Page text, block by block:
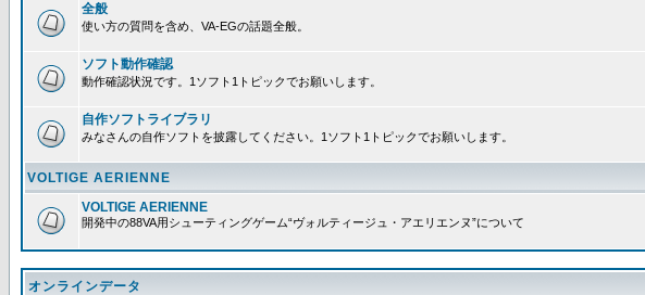
全般
使い方の質問を含め、VA-EGの話題全般。
ソフト動作確認
動作確認状況です。1ソフト1トピックでお願いします。
自作ソフトライブラリ
みなさんの自作ソフトを披露してください。1ソフト1トピックでお願いします。
VOLTIGE AERIENNE
VOLTIGE AERIENNE
開発中の88VA用シューティングゲーム“ヴォルティージュ・アエリエンヌ”について
オンラインデータ